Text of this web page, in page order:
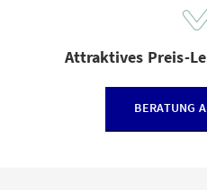
Attraktives Preis-
BERATUNG